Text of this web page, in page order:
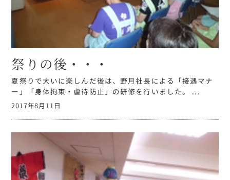
祭りの後・・・
夏祭りで大いに楽しんだ後は、野月社長による「接遇マナ
ー」「身体拘束・虐待防止」の研修を行いました。 ...
2017年8月11日